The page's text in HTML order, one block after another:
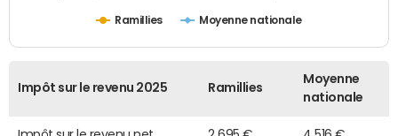
Ramillies Moyenne nationale
Impôt sur le revenu 2025 Ramillies
Moyenne
nationale